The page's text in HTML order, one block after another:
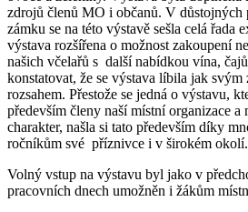
zdrojů členů MO i občanů. V důstojných
zámku se na této výstavě sešla celá řada
výstava rozšířena o možnost zakoupení
našich včelařů s další nabídkou vína,
konstatovat, že se výstava líbila jak svým
rozsahem. Přestože se jedná o výstavu,
především členy naší místní organizace a
charakter, našla si tato především díky
ročníkům své příznivce i v širokém okolí.
Volný vstup na výstavu byl jako v
pracovních dnech umožněn i žákům